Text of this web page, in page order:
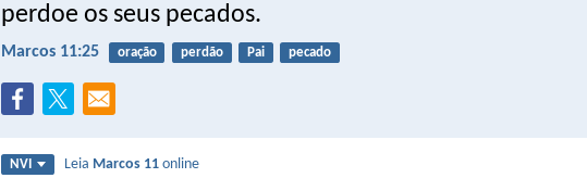
perdoe os seus pecados.
Marcos 11:25 oração perdão Pai pecado
NVI Leia Marcos 11 online